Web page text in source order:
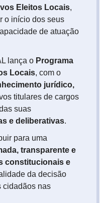
Eleitos Locais,
o início dos seus
de atuação
lança o Programa
Locais, com o
jurídico,
titulares de cargos
suas
e deliberativas.
para uma
transparente e
constitucionais e
da decisão
cidadãos nas